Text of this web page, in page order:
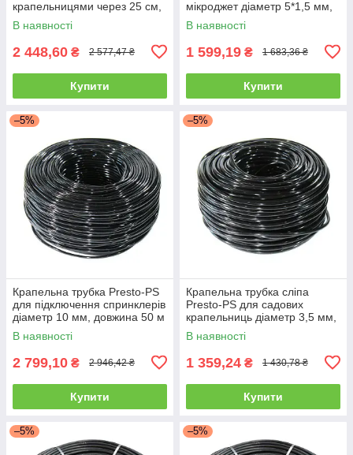
крапельницями через 25 см,
довжина 200 м з
маркуванням метражу
В наявності
2 448,60 ₴ 2 577,47 ₴
Купити
мікроджет діаметр 5*1,5 мм,
довжина 100 м (PVH 5W)
В наявності
1 599,19 ₴ 1 683,36 ₴
Купити
–5%
Крапельна трубка Presto-PS
для підключення спринклерів
діаметр 10 мм, довжина 50 м
(PVH 10B)
В наявності
2 799,10 ₴ 2 946,42 ₴
Купити
–5%
Крапельна трубка сліпа
Presto-PS для садових
крапельниць діаметр 3,5 мм,
довжина 200 м (PVH 3B)
В наявності
1 359,24 ₴ 1 430,78 ₴
Купити
–5% –5%